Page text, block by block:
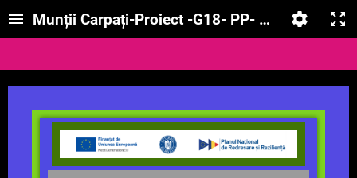
Munții Carpați-Proiect -G18- PP- Cojocaru